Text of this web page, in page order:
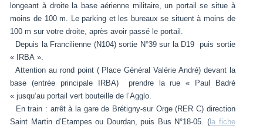
longeant à droite la base aérienne militaire, un portail se situe à
moins de 100 m. Le parking et les bureaux se situent à moins de
100 m sur votre droite, après avoir passé le portail.
Depuis la Francilienne (N104) sortie N°39 sur la D19 puis sortie
« IRBA ».
Attention au rond point ( Place Général Valérie André) devant la
base (entrée principale IRBA) prendre la rue « Paul Badré
« jusqu‘au portail vert bouteille de l’Agglo.
En train : arrêt à la gare de Brétigny-sur Orge (RER C) direction
Saint Martin d’Etampes ou Dourdan, puis Bus N°18-05. (la fiche